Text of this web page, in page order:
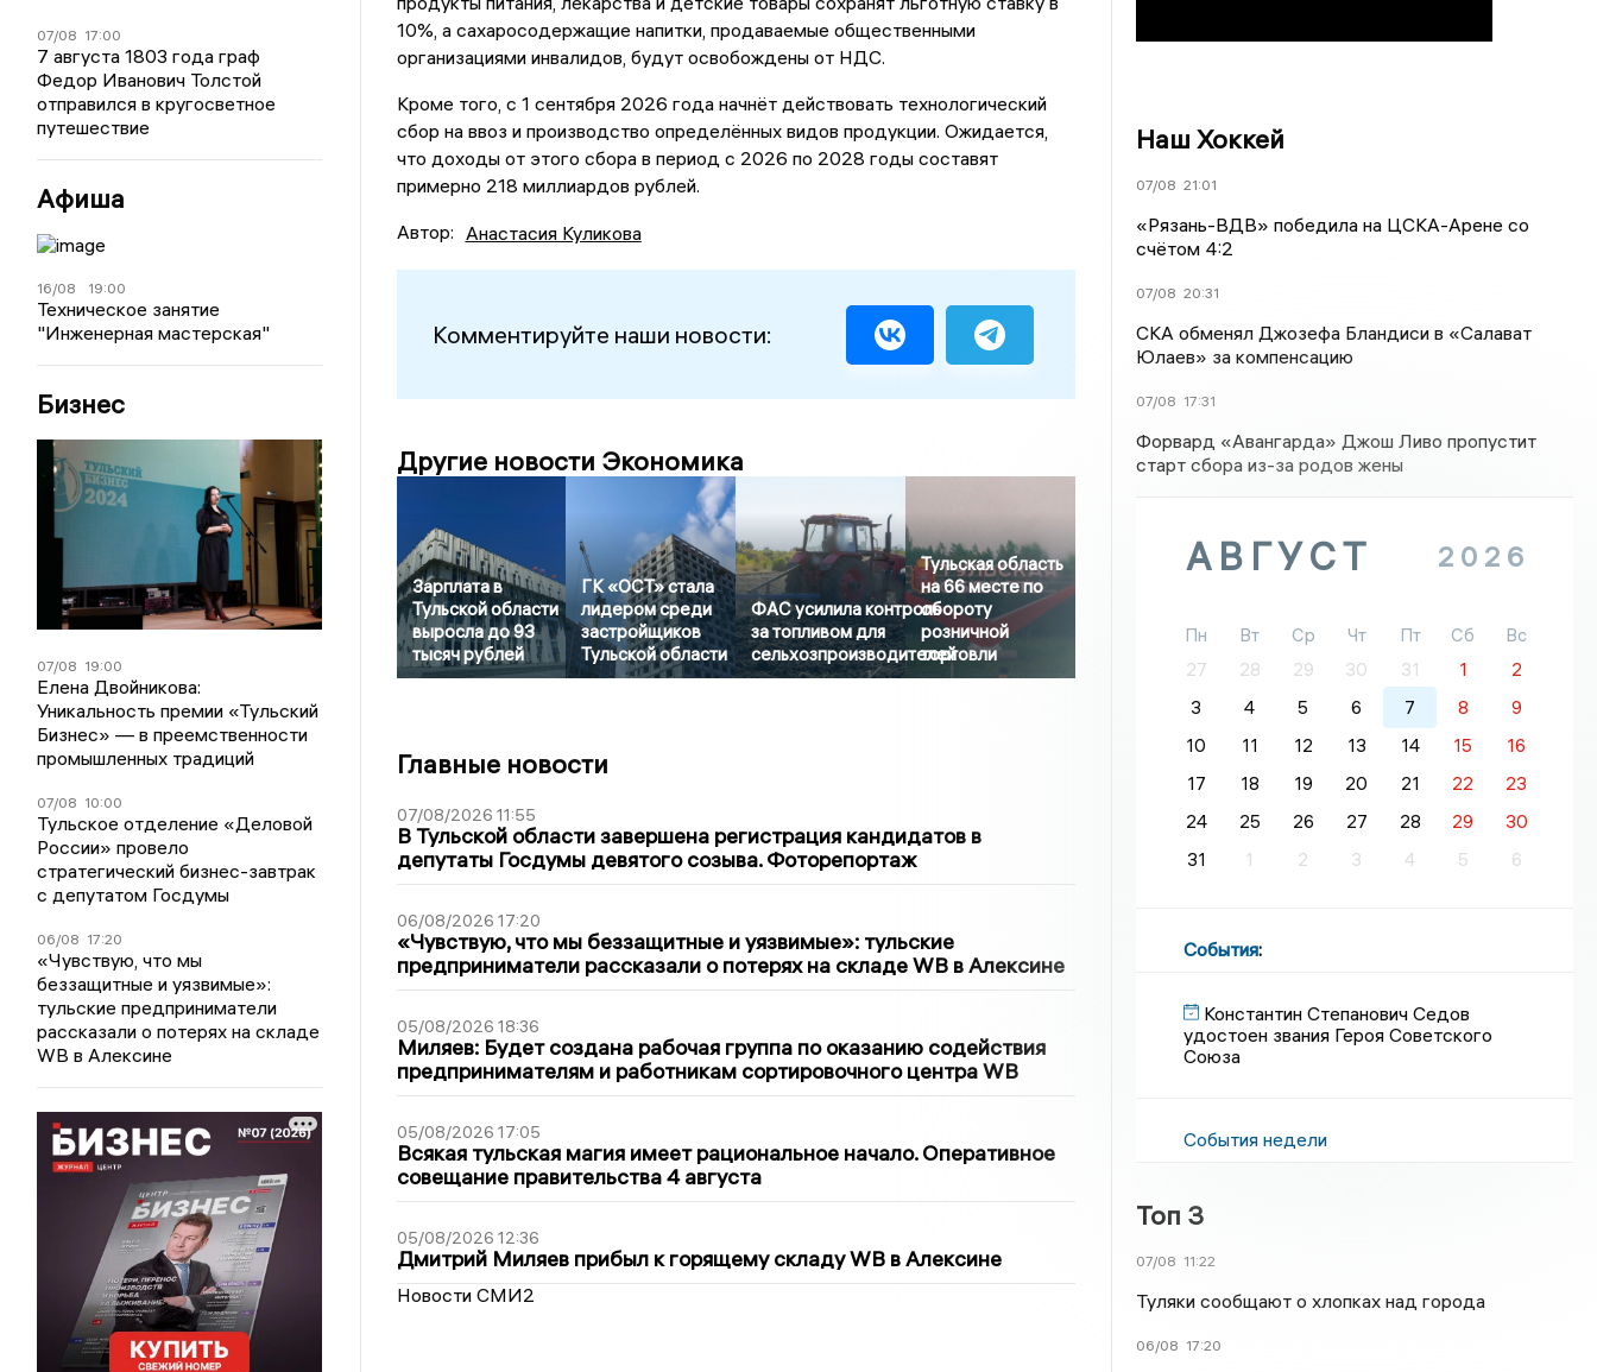
07/08 17:00
7 августа 1803 года граф
Федор Иванович Толстой
отправился в кругосветное
путешествие
Афиша
16/08 19:00
Техническое занятие
"Инженерная мастерская"
Бизнес
07/08 19:00
Елена Двойникова:
Уникальность премии «Тульский
Бизнес» — в преемственности
промышленных традиций
07/08 10:00
Тульское отделение «Деловой
России» провело
стратегический бизнес-завтрак
с депутатом Госдумы
06/08 17:20
«Чувствую, что мы
беззащитные и уязвимые»:
тульские предприниматели
рассказали о потерях на складе
WB в Алексине
10%, а сахаросодержащие напитки, продаваемые общественными
организациями инвалидов, будут освобождены от НДС.
Кроме того, с 1 сентября 2026 года начнёт действовать технологический
сбор на ввоз и производство определённых видов продукции. Ожидается,
что доходы от этого сбора в период с 2026 по 2028 годы составят
примерно 218 миллиардов рублей.
Автор: Анастасия Куликова
Комментируйте наши новости:
Другие новости Экономика
Зарплата в
Тульской области
выросла до 93
тысяч рублей
ГК «ОСТ» стала
лидером среди
застройщиков
Тульской области
ФАС усилила контроль
за топливом для
сельхозпроизводителей
Тульская область
на 66 месте по
обороту
розничной
торговли
Главные новости
07/08/2026 11:55
В Тульской области завершена регистрация кандидатов в
депутаты Госдумы девятого созыва. Фоторепортаж
06/08/2026 17:20
«Чувствую, что мы беззащитные и уязвимые»: тульские
предприниматели рассказали о потерях на складе WB в Алексине
05/08/2026 18:36
Миляев: Будет создана рабочая группа по оказанию содействия
предпринимателям и работникам сортировочного центра WB
05/08/2026 17:05
Всякая тульская магия имеет рациональное начало. Оперативное
совещание правительства 4 августа
05/08/2026 12:36
Дмитрий Миляев прибыл к горящему складу WB в Алексине
Новости СМИ2
Наш Хоккей
07/08 21:01
«Рязань-ВДВ» победила на ЦСКА-Арене со
счётом 4:2
07/08 20:31
СКА обменял Джозефа Бландиси в «Салават
Юлаев» за компенсацию
07/08 17:31
Форвард «Авангарда» Джош Ливо пропустит
старт сбора из-за родов жены
АВГУСТ 2026
Пн Вт Ср Чт Пт Сб
Вс
27
28 29 30 31 1
2
3
4 5 6 7 8
9
10
11 12 13 14 15
16
17
18 19 20 21 22
23
24
25 26 27 28 29
30
31
1 2 3 4 5 6
События:
Константин Степанович Седов
удостоен звания Героя Советского
Союза
События недели
Топ 3
07/08 11:22
Туляки сообщают о хлопках над города
06/08 17:20